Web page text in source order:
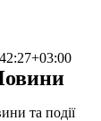
та події